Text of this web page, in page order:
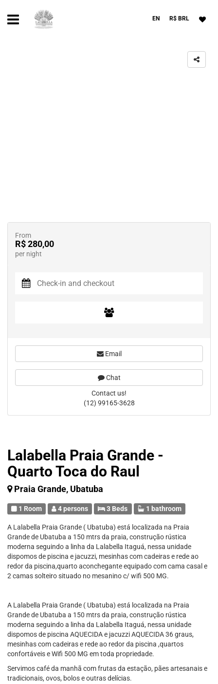
EN R$ BRL
Lalabella Praia Grande -
Quarto Toca do Raul
Praia Grande, Ubatuba
1 Room 4 persons 3 Beds 1 bathroom
A Lalabella Praia Grande ( Ubatuba) está localizada na Praia
Grande de Ubatuba a 150 mtrs da praia, construção rústica
moderna seguindo a linha da Lalabella Itaguá, nessa unidade
dispomos de piscina e jacuzzi, mesinhas com cadeiras e rede ao
redor da piscina,quarto aconchegante equipado com cama casal e
2 camas solteiro situado no mesanino c/ wifi 500 MG.
A Lalabella Praia Grande ( Ubatuba) está localizada na Praia
Grande de Ubatuba a 150 mtrs da praia, construção rústica
moderna seguindo a linha da Lalabella Itaguá, nessa unidade
dispomos de piscina AQUECIDA e jacuzzi AQUECIDA 36 graus,
mesinhas com cadeiras e rede ao redor da piscina ,quartos
confortáveis e Wifi 500 MG em toda propriedade.
Servimos café da manhã com frutas da estação, pães artesanais e
tradicionais, ovos, bolos e outras delícias.
From
R$ 280,00
per night
Email
Chat
Contact us!
(12) 99165-3628